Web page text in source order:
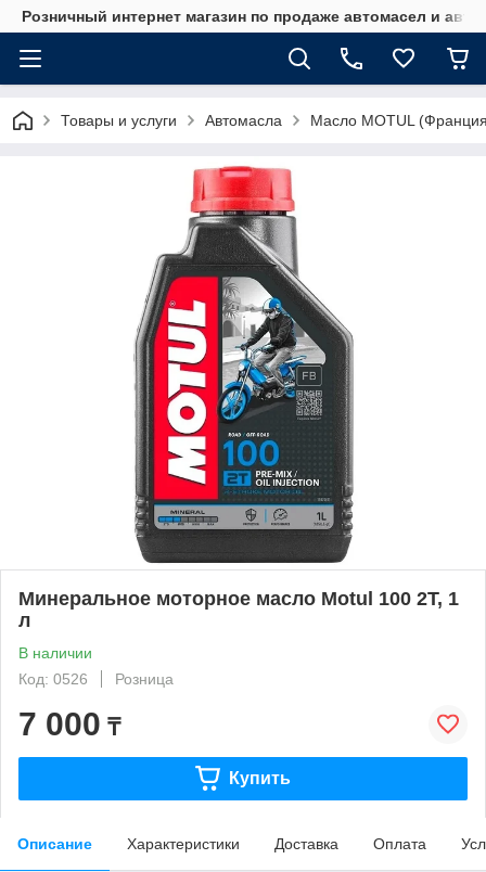
Розничный интернет магазин по продаже автомасел и
Товары и услуги Автомасла Масло MOTUL
Минеральное моторное масло Motul 100 2T, 1
л
В наличии
Код: 0526
Розница
7 000 ₸
Купить
Описание Характеристики Доставка Оплата